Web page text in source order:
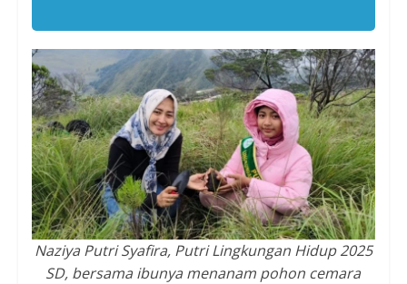
Naziya Putri Syafira, Putri Lingkungan Hidup 2025
SD, bersama ibunya menanam pohon cemara